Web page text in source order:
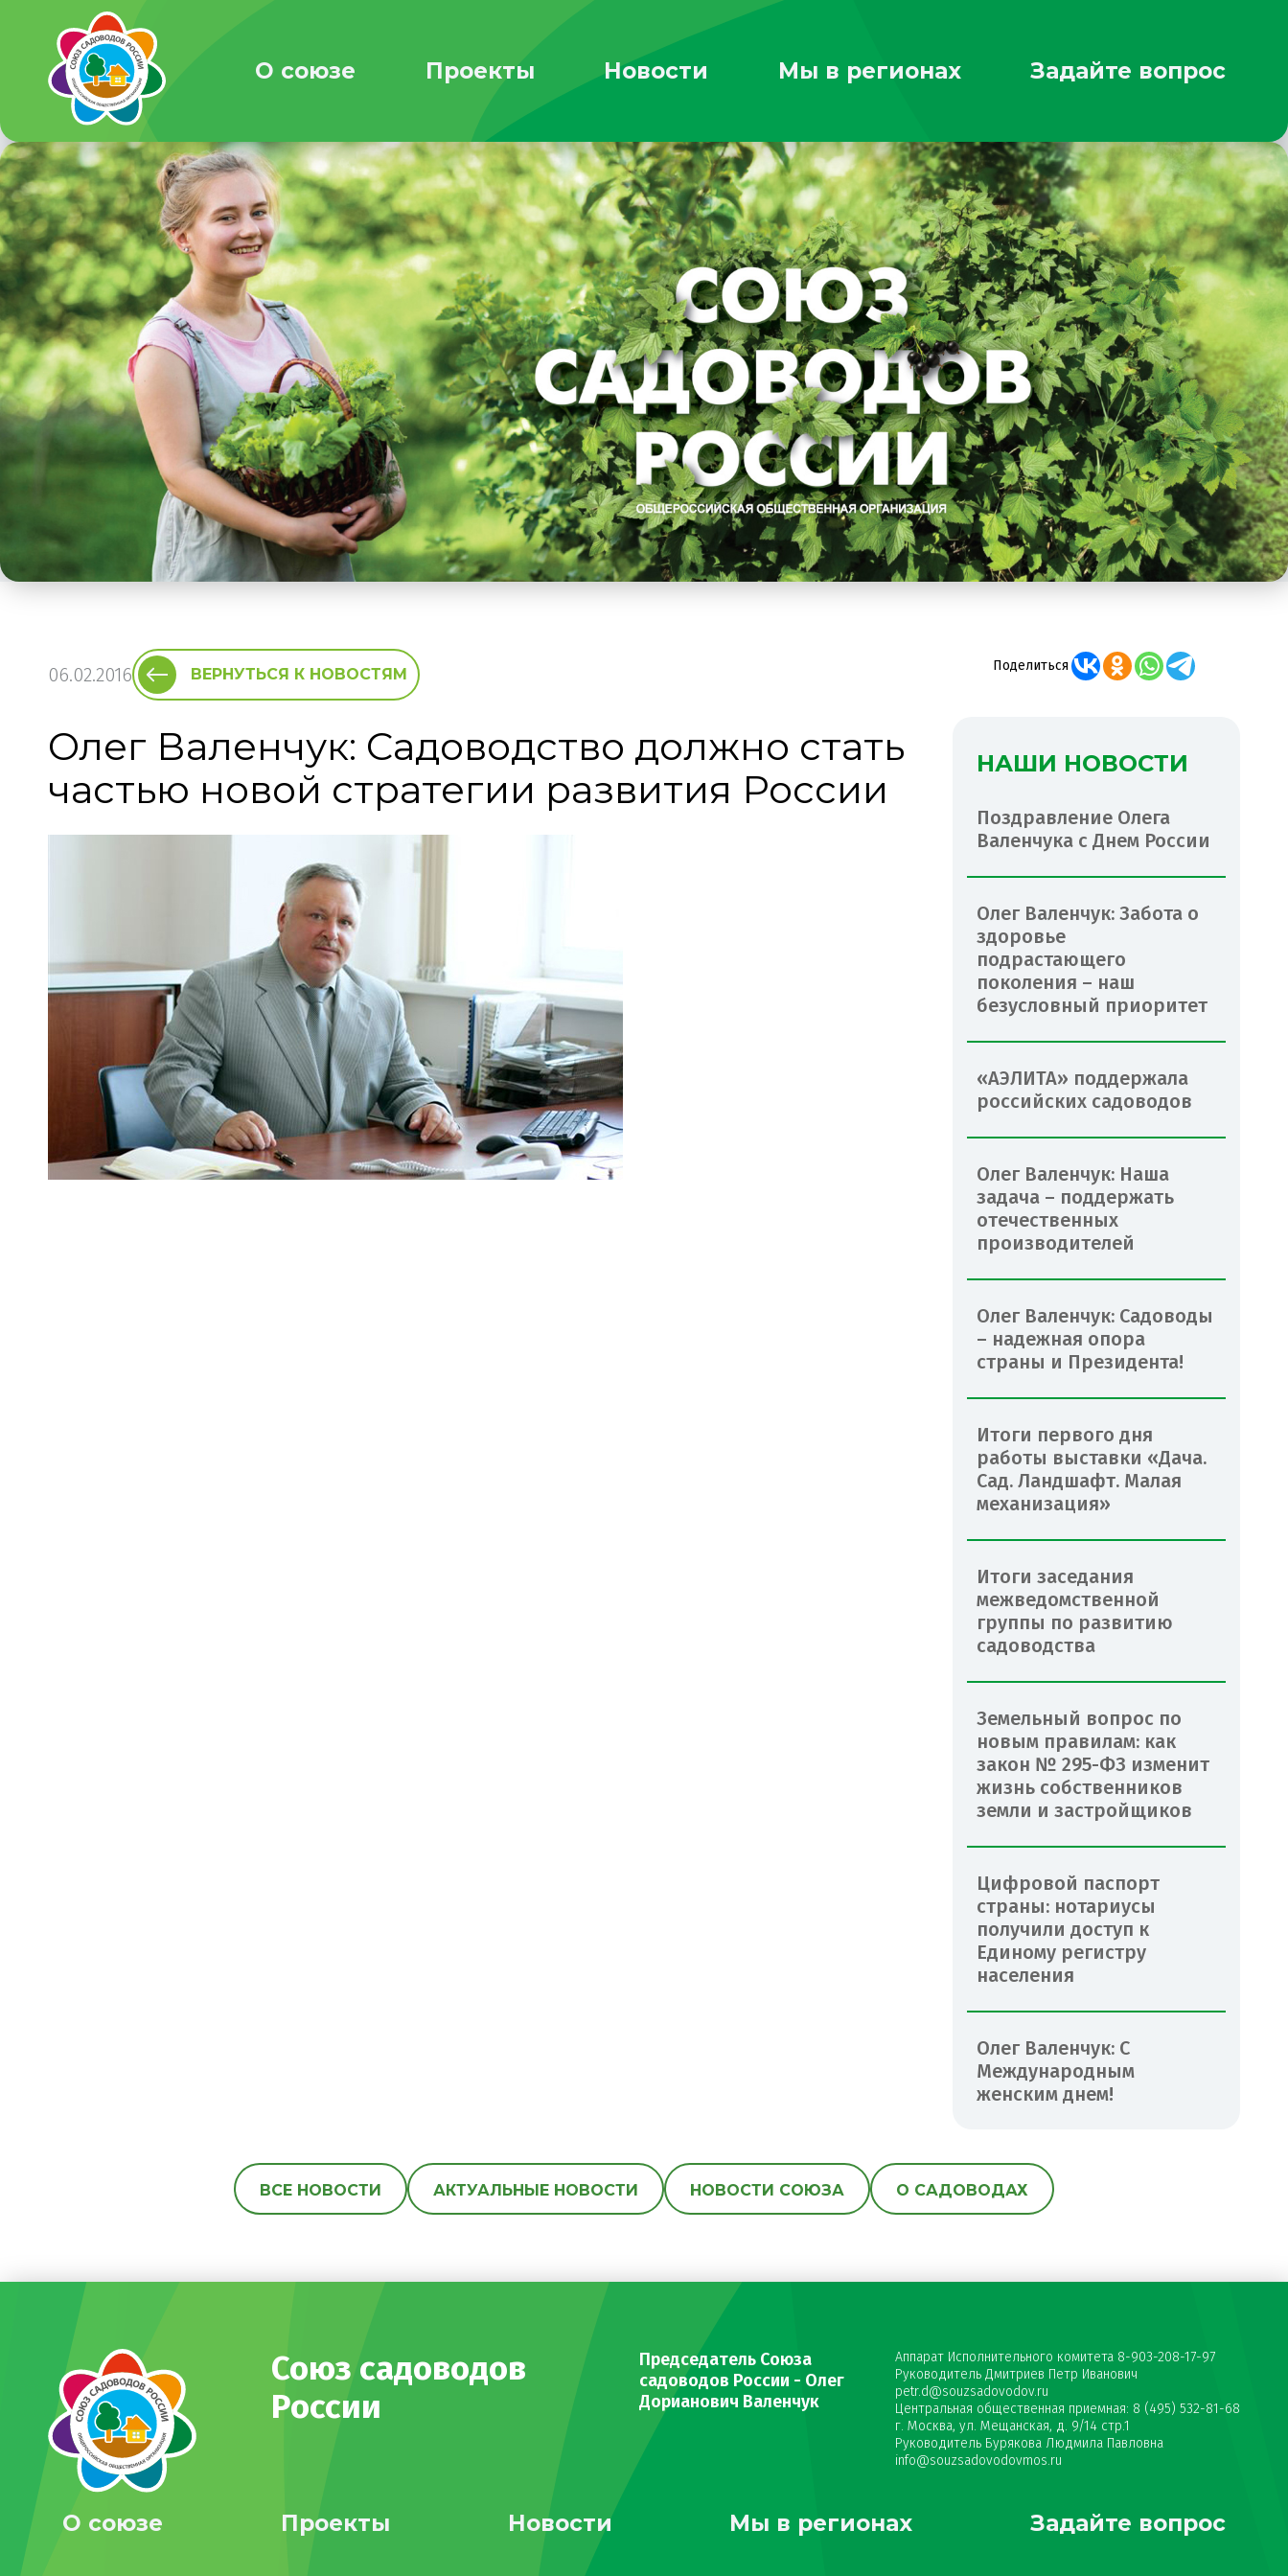
О союзе Проекты Новости Мы в регионах Задайте вопрос
06.02.2016 ВЕРНУТЬСЯ К НОВОСТЯМ
Олег Валенчук: Садоводство должно стать
частью новой стратегии развития России
Поделиться
НАШИ НОВОСТИ
Поздравление Олега
Валенчука с Днем России
Олег Валенчук: Забота о
здоровье
подрастающего
поколения – наш
безусловный приоритет
«АЭЛИТА» поддержала
российских садоводов
Олег Валенчук: Наша
задача – поддержать
отечественных
производителей
Олег Валенчук: Садоводы
– надежная опора
страны и Президента!
Итоги первого дня
работы выставки «Дача.
Сад. Ландшафт. Малая
механизация»
Итоги заседания
межведомственной
группы по развитию
садоводства
Земельный вопрос по
новым правилам: как
закон № 295-ФЗ изменит
жизнь собственников
земли и застройщиков
Цифровой паспорт
страны: нотариусы
получили доступ к
Единому регистру
населения
Олег Валенчук: С
Международным
женским днем!
ВСЕ НОВОСТИ АКТУАЛЬНЫЕ НОВОСТИ НОВОСТИ СОЮЗА О САДОВОДАХ
Союз садоводов
России
Председатель Союза
садоводов России - Олег
Дорианович Валенчук
Аппарат Исполнительного комитета 8-903-208-17-97
Руководитель Дмитриев Петр Иванович
petr.d@souzsadovodov.ru
Центральная общественная приемная: 8 (495) 532-81-68
г. Москва, ул. Мещанская, д. 9/14 стр.1
Руководитель Бурякова Людмила Павловна
info@souzsadovodovmos.ru
О союзе Проекты Новости Мы в регионах Задайте вопрос